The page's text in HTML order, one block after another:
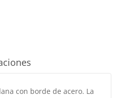
con borde de acero. La